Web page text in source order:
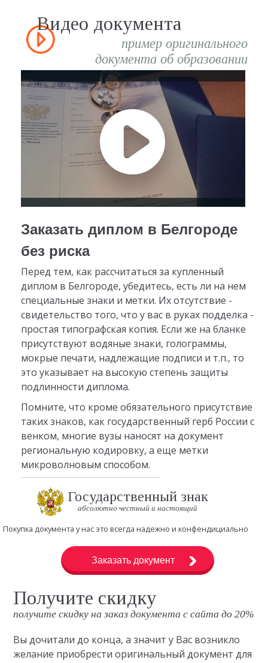
Видео документа
пример оригинального
документа об образовании
Заказать диплом в Белгороде
без риска
Перед тем, как рассчитаться за купленный
диплом в Белгороде, убедитесь, есть ли на нем
специальные знаки и метки. Их отсутствие -
свидетельство того, что у вас в руках подделка -
простая типографская копия. Если же на бланке
присутствуют водяные знаки, голограммы,
мокрые печати, надлежащие подписи и т.п., то
это указывает на высокую степень защиты
подлинности диплома.
Помните, что кроме обязательного присутствие
таких знаков, как государственный герб России с
венком, многие вузы наносят на документ
региональную кодировку, а еще метки
микроволновым способом.
Государственный знак
абсолютно честный и настоящий
Покупка документа у нас это всегда надежно и конфендициально
Заказать документ
Получите скидку
получите скидку на заказ документа с сайта до 20%
Вы дочитали до конца, а значит у Вас возникло
желание приобрести оригинальный документ для